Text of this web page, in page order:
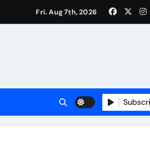
व नौकरी की मांग*
होंगे आकर्षण
Fri. Aug 7th, 2026